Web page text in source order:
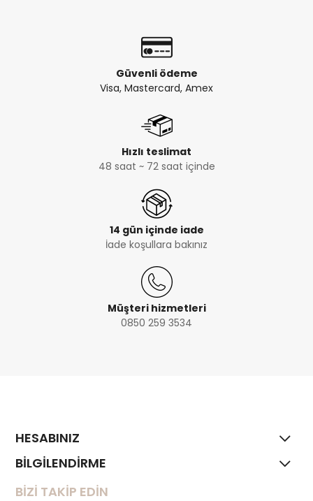
Güvenli ödeme
Visa, Mastercard, Amex
Hızlı teslimat
48 saat ~ 72 saat içinde
14 gün içinde iade
İade koşullara bakınız
Müşteri hizmetleri
0850 259 3534
HESABINIZ
BİLGİLENDİRME
BİZİ TAKİP EDİN